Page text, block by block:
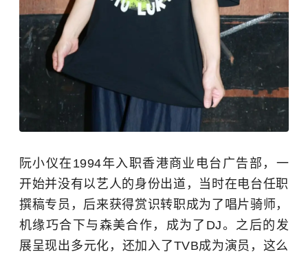
阮小仪在1994年入职香港商业电台广告部，一
开始并没有以艺人的身份出道，当时在电台任职
撰稿专员，后来获得赏识转职成为了唱片骑师，
机缘巧合下与森美合作，成为了DJ。之后的发
展呈现出多元化，还加入了TVB成为演员，这么